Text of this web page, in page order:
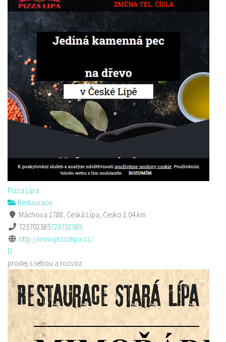
Pizza Lípa
Restaurace
Máchova 1788, Česká Lípa, Česko 1.04 km
723702385723702385
http://www.pizzalipa.cz/
prodej s sebou a rozvoz